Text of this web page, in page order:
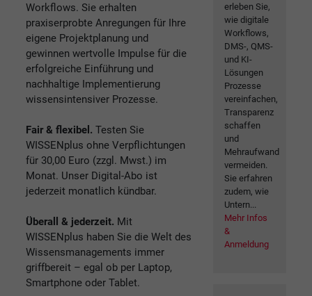
Workflows. Sie erhalten
praxiserprobte Anregungen für Ihre
eigene Projektplanung und
gewinnen wertvolle Impulse für die
erfolgreiche Einführung und
nachhaltige Implementierung
wissensintensiver Prozesse.
Fair & flexibel. Testen Sie
WISSENplus ohne Verpflichtungen
für 30,00 Euro (zzgl. Mwst.) im
Monat. Unser Digital-Abo ist
jederzeit monatlich kündbar.
Überall & jederzeit. Mit
WISSENplus haben Sie die Welt des
Wissensmanagements immer
griffbereit – egal ob per Laptop,
Smartphone oder Tablet.
erleben Sie,
wie digitale
Workflows,
DMS-, QMS-
und KI-
Lösungen
Prozesse
vereinfachen,
Transparenz
schaffen
und
Mehraufwand
vermeiden.
Sie erfahren
zudem, wie
Untern...
Mehr Infos
&
Anmeldung